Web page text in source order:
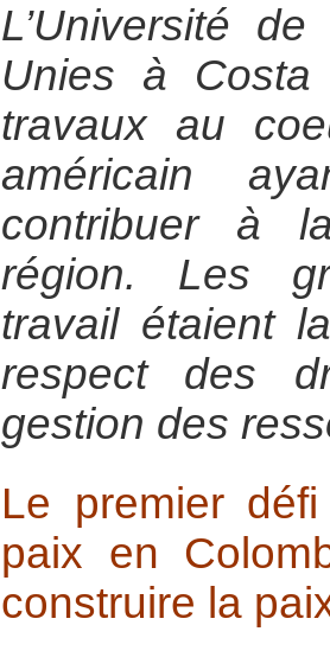
L’Université
Unies à
travaux au
américain
contribuer à
région. Les
travail étaient
respect des
gestion des
Le premier
paix en
construire la